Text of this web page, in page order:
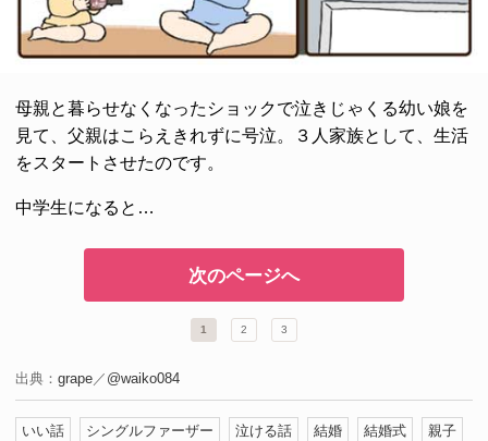
母親と暮らせなくなったショックで泣きじゃくる幼い娘を
見て、父親はこらえきれずに号泣。３人家族として、生活
をスタートさせたのです。
中学生になると…
次のページへ
1 2 3
出典： grape ／ @waiko084
いい話 シングルファーザー 泣ける話 結婚 結婚式
親子